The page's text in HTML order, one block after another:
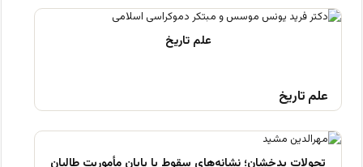
علم تاریخ